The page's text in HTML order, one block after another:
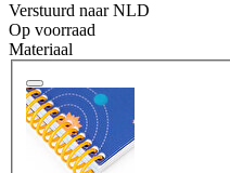
Verstuurd naar NLD
Op voorraad
Materiaal